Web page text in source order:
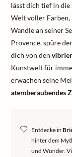
lässt dich tief in die
Welt voller
Wandle an seiner
Provence, spüre
dich von den
Kunstwelt für
erwachen seine
atemberaubendes
Entdecke in
hinter dem
und Wunder.